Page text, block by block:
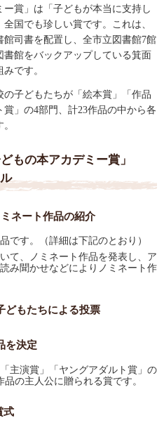
ー賞」は「子どもが本当に支持し
国でも珍しい賞です。これは、
司書を配置し、全市立図書館7館
館をバックアップしている箕面
みです。
子どもたちが「絵本賞」「作品
」の4部門、計23作品の中から各
もの本アカデミー賞」
ネート作品の紹介
です。（詳細は下記のとおり）
て、ノミネート作品を発表し、ア
み聞かせなどによりノミネート作
どもたちによる投票
を決定
主演賞」「ヤングアダルト賞」の
の主人公に贈られる賞です。
式